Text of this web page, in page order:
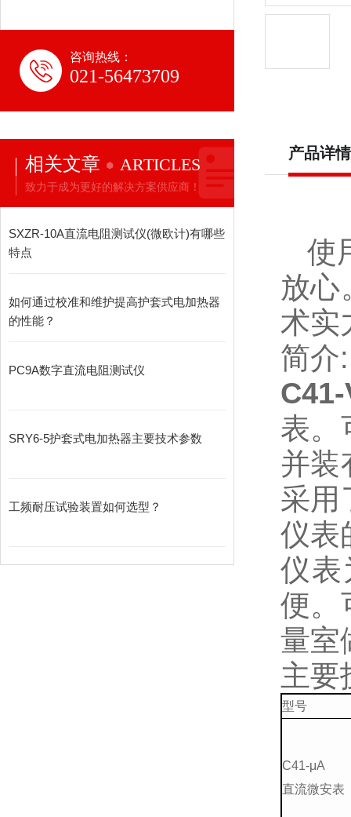
咨询热线：
021-56473709
相关文章 ARTICLES
致力于成为更好的解决方案供应商！
SXZR-10A直流电阻测试仪(微欧计)有哪些
特点
如何通过校准和维护提高护套式电加热器
的性能？
PC9A数字直流电阻测试仪
SRY6-5护套式电加热器主要技术参数
工频耐压试验装置如何选型？
产品详情
使
放心
术实
简介:
表。
并装
采用
仪表
仪表
便。
量室
主要
型号
C41-μA
直流微安表